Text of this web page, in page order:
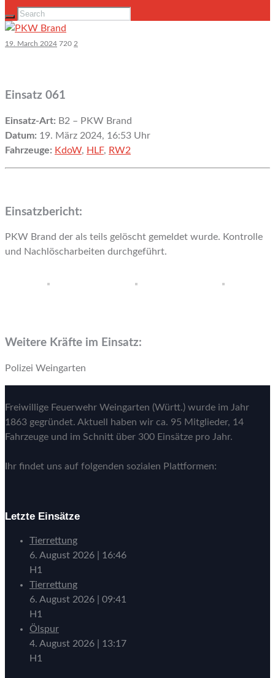
19. March 2024 720 2
Einsatz 061
Einsatz-Art: B2 – PKW Brand
Datum: 19. März 2024, 16:53 Uhr
Fahrzeuge: KdoW, HLF, RW2
Einsatzbericht:
PKW Brand der als teils gelöscht gemeldet wurde. Kontrolle
und Nachlöscharbeiten durchgeführt.
Weitere Kräfte im Einsatz:
Polizei Weingarten
Freiwillige Feuerwehr Weingarten (Württ.) wurde im Jahr
1863 gegründet. Aktuell haben wir ca. 95 Mitglieder, 14
Fahrzeuge und im Schnitt über 300 Einsätze pro Jahr.
Ihr findet uns auf folgenden sozialen Plattformen:
Letzte Einsätze
Tierrettung
6. August 2026
16:46
H1
Tierrettung
6. August 2026
09:41
H1
Ölspur
4. August 2026
13:17
H1